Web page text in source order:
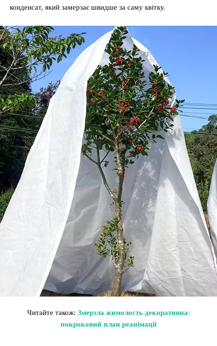
конденсат, який замерзає швидше за саму квітку.
Читайте також: Змерзла жимолость декоративна:
покроковий план реанімації